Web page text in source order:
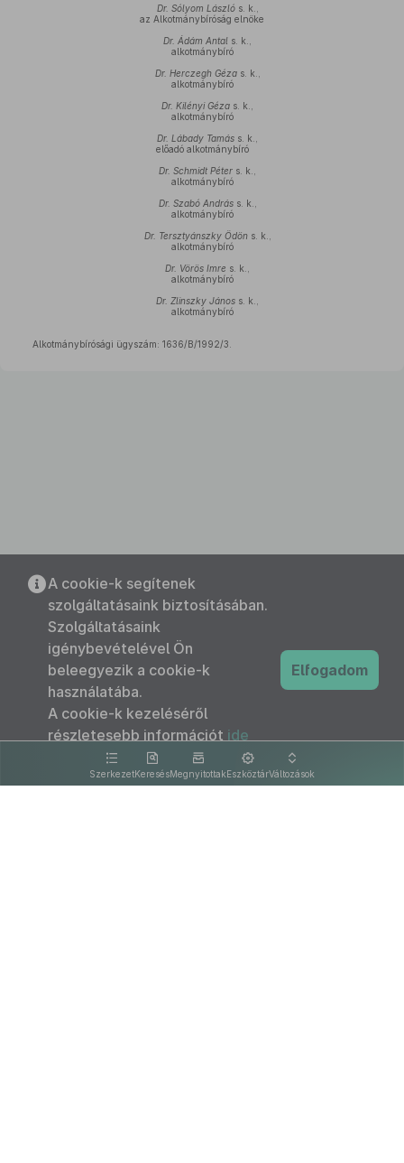
Dr. Sólyom Lászlós. k.,
az Alkotmánybíróság elnöke
Dr. Ádám Antal s. k.,
alkotmánybíró
Dr. Herczegh Gézas. k.,
alkotmánybíró
Dr. Kilényi Géza s. k.,
alkotmánybíró
Dr. Lábady Tamás s. k.,
előadó alkotmánybíró
Dr. Schmidt Péter s. k.,
alkotmánybíró
Dr. Szabó Andráss. k.,
alkotmánybíró
Dr. Tersztyánszky Ödöns. k.,
alkotmánybíró
Dr. Vörös Imre s. k.,
alkotmánybíró
Dr. Zlinszky János s. k.,
alkotmánybíró
Alkotmánybírósági ügyszám: 1636/B/1992/3.
SzerkezetKeresésMegnyitottakEszköztárVáltozások
A cookie-k segítenek
szolgáltatásaink biztosításában.
Szolgáltatásaink
igénybevételével Ön
beleegyezik a cookie-k
használatába.
A cookie-k kezeléséről
részletesebb információt ide
kattintva olvashat.
Elfogadom